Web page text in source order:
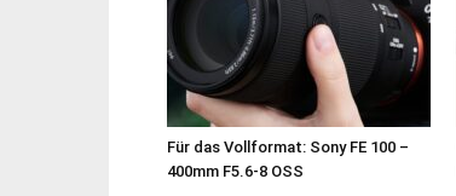
Für das Vollformat: Sony FE 100 –
400mm F5.6-8 OSS